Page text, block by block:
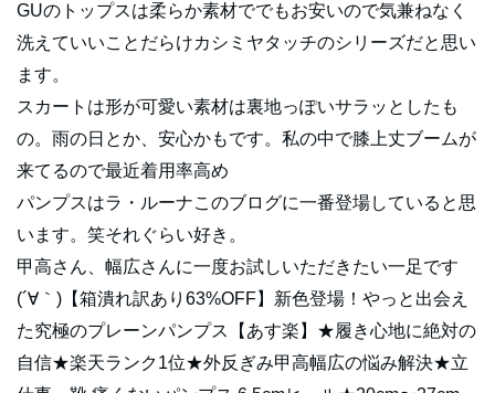
GUのトップスは柔らか素材ででもお安いので気兼ねなく
洗えていいことだらけカシミヤタッチのシリーズだと思い
ます。
スカートは形が可愛い素材は裏地っぽいサラッとしたも
の。雨の日とか、安心かもです。私の中で膝上丈ブームが
来てるので最近着用率高め
パンプスはラ・ルーナこのブログに一番登場していると思
います。笑それぐらい好き。
甲高さん、幅広さんに一度お試しいただきたい一足です
(´∀｀)【箱潰れ訳あり63%OFF】新色登場！やっと出会え
た究極のプレーンパンプス【あす楽】★履き心地に絶対の
自信★楽天ランク1位★外反ぎみ甲高幅広の悩み解決★立